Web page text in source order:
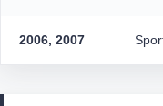
2006, 2007